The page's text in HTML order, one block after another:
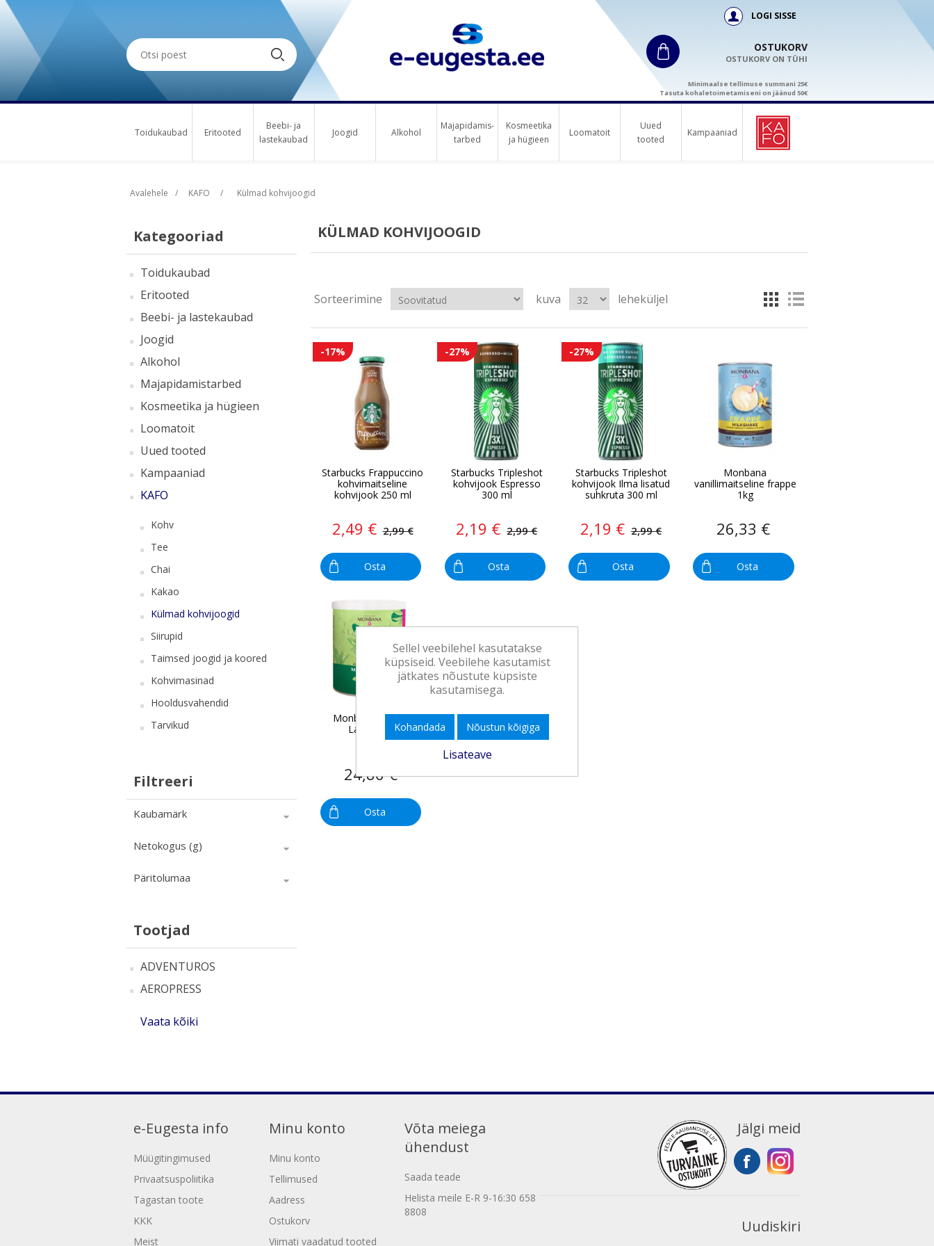
LOGI SISSE
OSTUKORV
OSTUKORV ON TÜHI
Minimaalse tellimuse summani 25€
Tasuta kohaletoimetamiseni on jäänud 50€
Toidukaubad Eritooted
Beebi- ja
lastekaubad
Joogid Alkohol
Majapidamis-
tarbed
Kosmeetika
ja hügieen
Loomatoit
Uued
tooted
Kampaaniad
Avalehele / KAFO / Külmad kohvijoogid
Kategooriad
Toidukaubad
Eritooted
Beebi- ja lastekaubad
Joogid
Alkohol
Majapidamistarbed
Kosmeetika ja hügieen
Loomatoit
Uued tooted
Kampaaniad
KAFO
Kohv
Tee
Chai
Kakao
Külmad kohvijoogid
Siirupid
Taimsed joogid ja koored
Kohvimasinad
Hooldusvahendid
Tarvikud
Filtreeri
Kaubamärk
Netokogus (g)
Päritolumaa
Tootjad
ADVENTUROS
AEROPRESS
Vaata kõiki
KÜLMAD KOHVIJOOGID
Sorteerimine kuva leheküljel
-17%
Starbucks Frappuccino
kohvimaitseline
kohvijook 250 ml
2,49 € 2,99 €
Osta
-27%
Starbucks Tripleshot
kohvijook Espresso
300 ml
2,19 € 2,99 €
Osta
-27%
Starbucks Tripleshot
kohvijook Ilma lisatud
suhkruta 300 ml
2,19 € 2,99 €
Osta
Monbana
vanillimaitseline frappe
1kg
26,33 €
Osta
Monbana Matcha
Latte 500g
24,86 €
Osta
e-Eugesta info
Müügitingimused
Privaatsuspoliitika
Tagastan toote
KKK
Meist
Minu konto
Minu konto
Tellimused
Aadress
Ostukorv
Viimati vaadatud tooted
Võta meiega
ühendust
Saada teade
Helista meile E-R 9-16:30 658
8808
Jälgi meid
Uudiskiri
Sellel veebilehel kasutatakse
küpsiseid. Veebilehe kasutamist
jätkates nõustute küpsiste
kasutamisega.
Kohandada Nõustun kõigiga
Lisateave